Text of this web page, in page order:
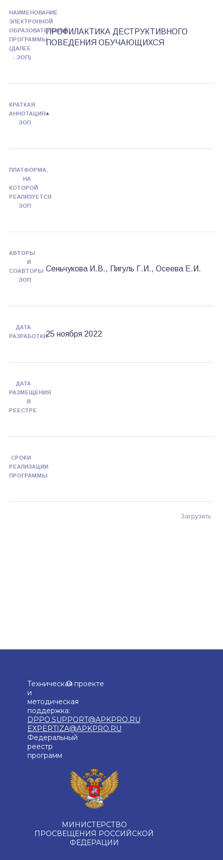
НАИМЕНОВАНИЕ
ЭЛЕКТРОННОЙ
ОБРАЗОВАТЕЛЬНОЙ
ПРОГРАММЫ
(ДАЛЕЕ
- ЭОП)
ПРОФИЛАКТИКА ДЕСТРУКТИВНОГО
ПОВЕДЕНИЯ ОБУЧАЮЩИХСЯ
КРАТКАЯ
АННОТАЦИЯ
ЭОП
*
ПЛАТФОРМА,
НА
КОТОРОЙ
РЕАЛИЗУЕТСЯ
ЭОП
АВТОРЫ
И
СОАВТОРЫ
ЭОП
Сеньчукова И.В., Пигуль Г.И., Осеева Е.И.
ДАТА
РАЗРАБОТКИ25 ноября 2022
ДАТА
РАЗМЕЩЕНИЯ
В
РЕЕСТРЕ
СРОКИ
РЕАЛИЗАЦИИ
ПРОГРАММЫ
Загрузить
МИНИСТЕРСТВО
ПРОСВЕЩЕНИЯ РОССИЙСКОЙ
ФЕДЕРАЦИИ
Техническая
и
методическая
поддержка:
DPPO.SUPPORT@APKPRO.RU
EXPERTIZA@APKPRO.RU
О проекте
Федеральный
реестр
программ